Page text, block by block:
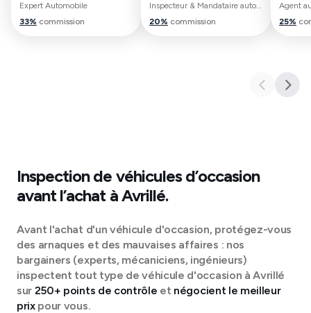
Expert Automobile
33% commission
Inspecteur & Mandataire automobile
20% commission 25%
Inspection de véhicules d’occasion
avant l’achat àAvrillé.
Avant l'achat d'un véhicule d'occasion, protégez-vous
des arnaques et des mauvaises affaires : nos
bargainers (experts, mécaniciens, ingénieurs)
inspectent tout type de véhicule d'occasion à Avrillé
sur 250+ points de contrôle et négocient le meilleur
prixpour vous.